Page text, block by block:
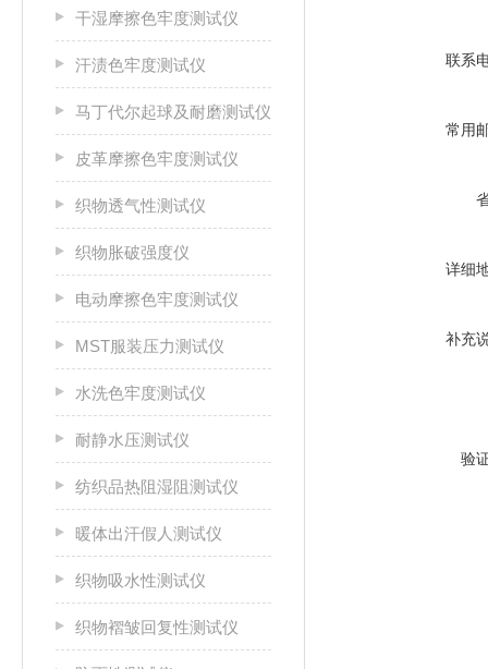
干湿摩擦色牢度测试仪
汗渍色牢度测试仪
马丁代尔起球及耐磨测试仪
皮革摩擦色牢度测试仪
织物透气性测试仪
织物胀破强度仪
电动摩擦色牢度测试仪
MST服装压力测试仪
水洗色牢度测试仪
耐静水压测试仪
纺织品热阻湿阻测试仪
暖体出汗假人测试仪
织物吸水性测试仪
织物褶皱回复性测试仪
联系
常用
详细
补充
验